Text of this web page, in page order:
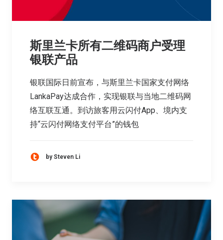
斯里兰卡所有二维码商户受理
银联产品
银联国际日前宣布，与斯里兰卡国家支付网络
LankaPay达成合作，实现银联与当地二维码网
络互联互通。到访旅客用云闪付App、境内支
持“云闪付网络支付平台”的钱包
by Steven Li